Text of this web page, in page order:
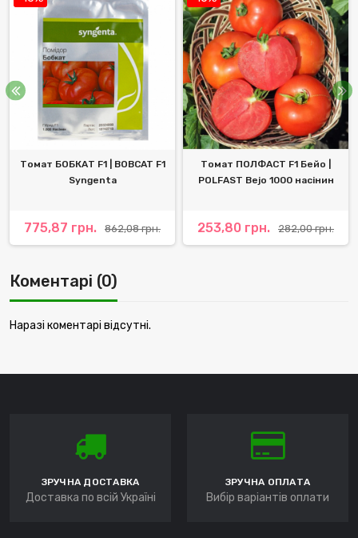
Томат БОБКАТ F1 | BOBCAT F1
Syngenta
775,87 грн. 862,08 грн.
Томат ПОЛФАСТ F1 Бейо |
POLFAST Bejo 1000 насінин
253,80 грн. 282,00 грн.
Коментарі (0)
Наразі коментарі відсутні.
ЗРУЧНА ДОСТАВКА
Доставка по всій Україні
ЗРУЧНА ОПЛАТА
Вибір варіантів оплати